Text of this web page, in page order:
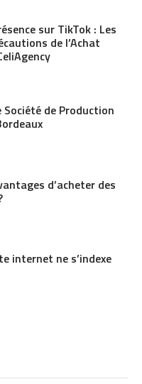
sur TikTok : Les
de l’Achat
de Production
d’acheter des
internet ne s’indexe